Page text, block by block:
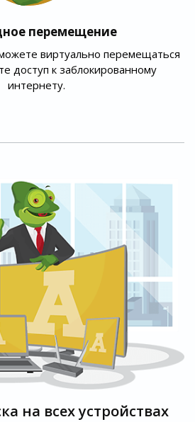
перемещение
виртуально перемещаться
доступ к заблокированному
интернету.
на всех устройствах